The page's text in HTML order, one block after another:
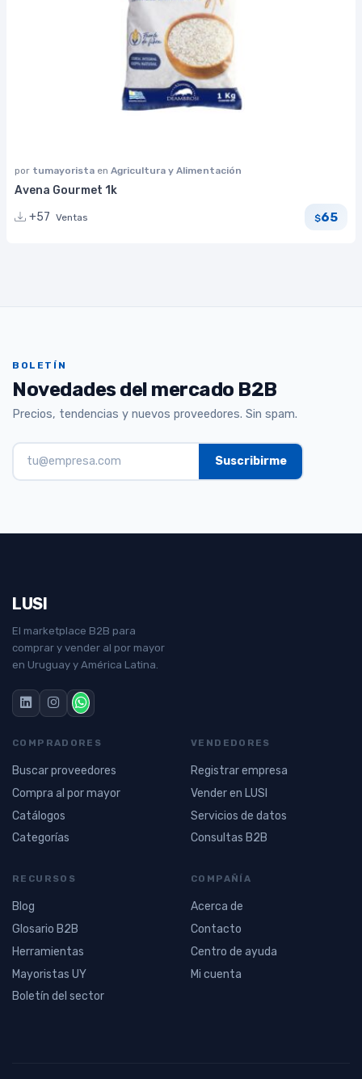
por tumayorista en Agricultura y Alimentación
Avena Gourmet 1k
+57 Ventas $65
BOLETÍN
Novedades del mercado B2B
Precios, tendencias y nuevos proveedores. Sin spam.
LUSI
El marketplace B2B para
comprar y vender al por mayor
en Uruguay y América Latina.
COMPRADORES
Buscar proveedores
Compra al por mayor
Catálogos
Categorías
VENDEDORES
Registrar empresa
Vender en LUSI
Servicios de datos
Consultas B2B
RECURSOS
Blog
Glosario B2B
Herramientas
Mayoristas UY
Boletín del sector
COMPAÑÍA
Acerca de
Contacto
Centro de ayuda
Mi cuenta